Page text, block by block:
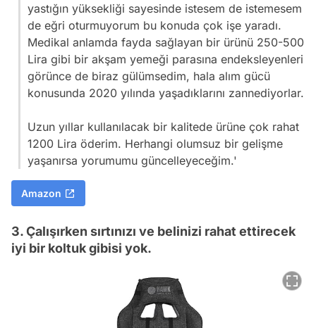
yastığın yüksekliği sayesinde istesem de istemesem
de eğri oturmuyorum bu konuda çok işe yaradı.
Medikal anlamda fayda sağlayan bir ürünü 250-500
Lira gibi bir akşam yemeği parasına endeksleyenleri
görünce de biraz gülümsedim, hala alım gücü
konusunda 2020 yılında yaşadıklarını zannediyorlar.
Uzun yıllar kullanılacak bir kalitede ürüne çok rahat
1200 Lira öderim. Herhangi olumsuz bir gelişme
yaşanırsa yorumumu güncelleyeceğim.'
Amazon
3. Çalışırken sırtınızı ve belinizi rahat ettirecek
iyi bir koltuk gibisi yok.